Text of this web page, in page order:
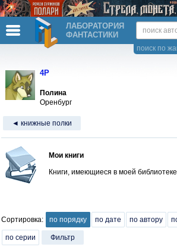
ЛАБОРАТОРИЯ
ФАНТАСТИКИ
поиск по
4P
Полина
Оренбург
◄ книжные полки
Мои книги
Книги, имеющиеся в моей библиотеке
Сортировка: по порядку по дате по автору
по серии Фильтр